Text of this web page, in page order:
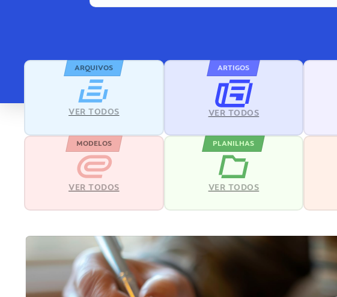
ARQUIVOS
VER TODOS
ARTIGOS
VER TODOS
MODELOS
VER TODOS
PLANILHAS
VER TODOS